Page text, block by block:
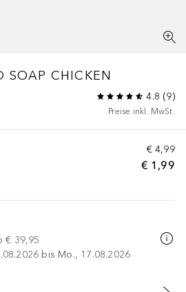
SOAP CHICKEN
4.8 (9)
Preise inkl. MwSt.
€ 4,99
€ 1,99
€ 39,95
bis Mo., 17.08.2026